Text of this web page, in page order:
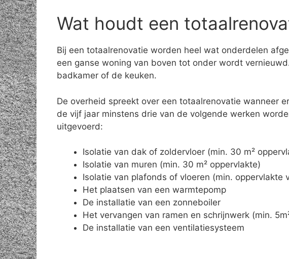
Wat houdt een
Bij een totaalrenovatie worden heel wat onderdelen
een ganse woning van boven tot onder wordt
badkamer of de keuken.
De overheid spreekt over een totaalrenovatie wanneer
de vijf jaar minstens drie van de volgende werken
uitgevoerd:
Isolatie van dak of zoldervloer (min. 30 m²
Isolatie van muren (min. 30 m² oppervlakte)
Isolatie van plafonds of vloeren (min. oppervlakte
Het plaatsen van een warmtepomp
De installatie van een zonneboiler
Het vervangen van ramen en schrijnwerk (min.
De installatie van een ventilatiesysteem